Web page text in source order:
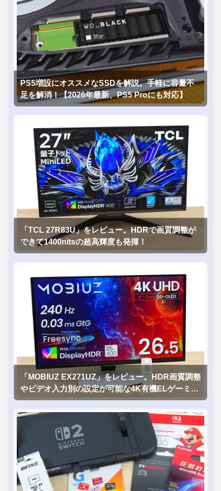
PS5増設にオススメなSSDを解説。手軽に容量不
足を解消！【2026年最新、PS5 Proにも対応】
「TCL 27R83U」をレビュー。HDRで画質調整が
できて1400nitsの超高輝度も発揮！
「MOBIUZ EX271UZ」をレビュー。HDR画質調整
やビデオ入力別の設定が可能な4K有機ELゲーミン
グモニタを徹底検証